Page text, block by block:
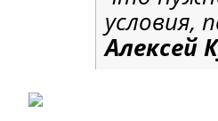
условия,
Алексей